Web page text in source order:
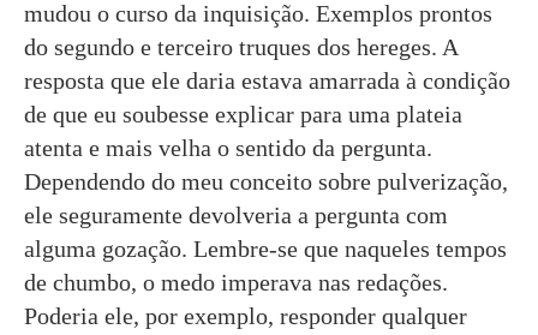
mudou o curso da inquisição. Exemplos prontos
do segundo e terceiro truques dos hereges. A
resposta que ele daria estava amarrada à condição
de que eu soubesse explicar para uma plateia
atenta e mais velha o sentido da pergunta.
Dependendo do meu conceito sobre pulverização,
ele seguramente devolveria a pergunta com
alguma gozação. Lembre-se que naqueles tempos
de chumbo, o medo imperava nas redações.
Poderia ele, por exemplo, responder qualquer